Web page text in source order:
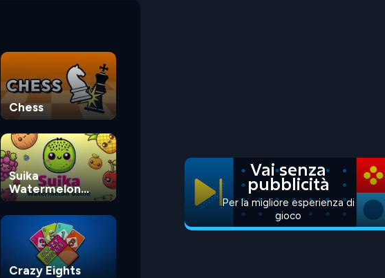
Chess
Suika
Watermelon
Game
Crazy Eights
Vai senza
pubblicità
Per la migliore esperienza di
gioco